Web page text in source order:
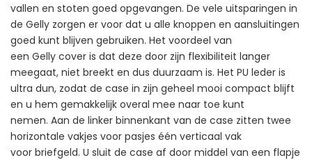
vallen en stoten goed opgevangen. De vele uitsparingen in
de Gelly zorgen er voor dat u alle knoppen en aansluitingen
goed kunt blijven gebruiken. Het voordeel van
een Gelly cover is dat deze door zijn flexibiliteit langer
meegaat, niet breekt en dus duurzaam is. Het PU leder is
ultra dun, zodat de case in zijn geheel mooi compact blijft
en u hem gemakkelijk overal mee naar toe kunt
nemen. Aan de linker binnenkant van de case zitten twee
horizontale vakjes voor pasjes één verticaal vak
voor briefgeld. U sluit de case af door middel van een flapje